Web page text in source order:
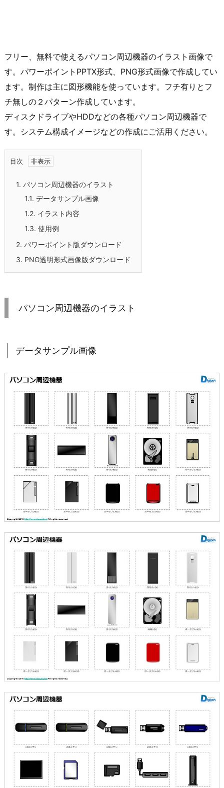
フリー、無料で使えるパソコン周辺機器のイラスト画像で
す。パワーポイントPPTX形式、PNG形式画像で作成してい
ます。制作は主に図形機能を使っています。フチ有りとフ
チ無しの２パターン作成しています。
ディスクドライブやHDDなどの各種パソコン周辺機器で
す。システム構成イメージなどの作成にご活用ください。
目次
1. パソコン周辺機器のイラスト
1.1. データサンプル画像
1.2. イラスト内容
1.3. 使用例
2. パワーポイント版ダウンロード
3. PNG透明形式画像版ダウンロード
パソコン周辺機器のイラスト
データサンプル画像